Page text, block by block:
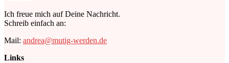
Ich freue mich auf Deine Nachricht.
Schreib einfach an:
Mail: andrea@mutig-werden.de
Links